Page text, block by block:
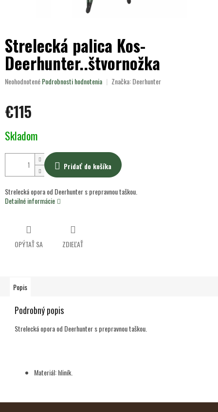
Strelecká palica Kos-
Deerhunter..štvornožka
Priemerné
je
0,0
5
NeohodnotenéPodrobnosti hodnotenia Značka:Deerhunter
€115
cena:
Skladom
Pridať do košíka
Strelecká opora od Deerhunter s prepravnou taškou.
Detailné informácie
OPÝTAŤ SA ZDIEĽAŤ
Popis
Podrobný popis
Strelecká opora od Deerhunter s prepravnou taškou.
Materiál: hliník.
Z